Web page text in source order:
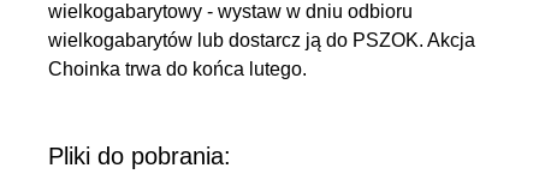
wielkogabarytowy - wystaw w dniu odbioru
wielkogabarytów lub dostarcz ją do PSZOK. Akcja
Choinka trwa do końca lutego.
Pliki do pobrania: